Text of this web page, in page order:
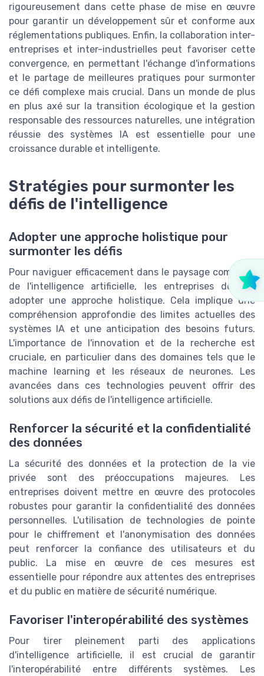
rigoureusement dans cette phase de mise en œuvre
pour garantir un développement sûr et conforme aux
réglementations publiques. Enfin, la collaboration inter-
entreprises et inter-industrielles peut favoriser cette
convergence, en permettant l'échange d'informations
et le partage de meilleures pratiques pour surmonter
ce défi complexe mais crucial. Dans un monde de plus
en plus axé sur la transition écologique et la gestion
responsable des ressources naturelles, une intégration
réussie des systèmes IA est essentielle pour une
croissance durable et intelligente.
Stratégies pour surmonter les
défis de l'intelligence
Adopter une approche holistique pour
surmonter les défis
Pour naviguer efficacement dans le paysage complexe
de l'intelligence artificielle, les entreprises doivent
adopter une approche holistique. Cela implique une
compréhension approfondie des limites actuelles des
systèmes IA et une anticipation des besoins futurs.
L'importance de l'innovation et de la recherche est
cruciale, en particulier dans des domaines tels que le
machine learning et les réseaux de neurones. Les
avancées dans ces technologies peuvent offrir des
solutions aux défis de l'intelligence artificielle.
Renforcer la sécurité et la confidentialité
des données
La sécurité des données et la protection de la vie
privée sont des préoccupations majeures. Les
entreprises doivent mettre en œuvre des protocoles
robustes pour garantir la confidentialité des données
personnelles. L'utilisation de technologies de pointe
pour le chiffrement et l'anonymisation des données
peut renforcer la confiance des utilisateurs et du
public. La mise en œuvre de ces mesures est
essentielle pour répondre aux attentes des entreprises
et du public en matière de sécurité numérique.
Favoriser l'interopérabilité des systèmes
Pour tirer pleinement parti des applications
d'intelligence artificielle, il est crucial de garantir
l'interopérabilité entre différents systèmes. Les